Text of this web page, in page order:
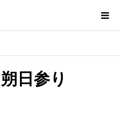
日参り